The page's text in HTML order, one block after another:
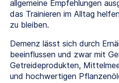
allgemeine Empfehlungen
das Trainieren im Alltag
zu bleiben.
Demenz lässt sich durch
beeinflussen und zwar mit
Getreideprodukten,
und hochwertigen